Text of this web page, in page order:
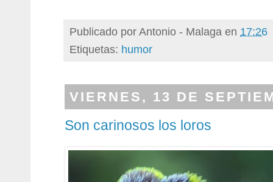
Publicado porAntonio - Malaga en 17:26
Etiquetas: humor
VIERNES, 13 DE
Son carinosos los loros